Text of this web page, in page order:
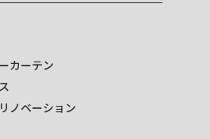
カーテン
ノベーション